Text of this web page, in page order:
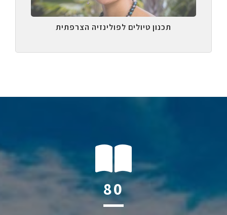
תכנון טיולים לפולינזיה הצרפתית
122